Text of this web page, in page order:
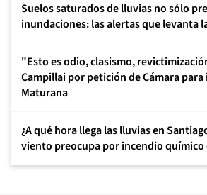
Suelos saturados de lluvias no sólo
inundaciones: las alertas que levanta
"Esto es odio, clasismo,
Campillai por petición de Cámara
Maturana
¿A qué hora llega las lluvias en
viento preocupa por incendio químico